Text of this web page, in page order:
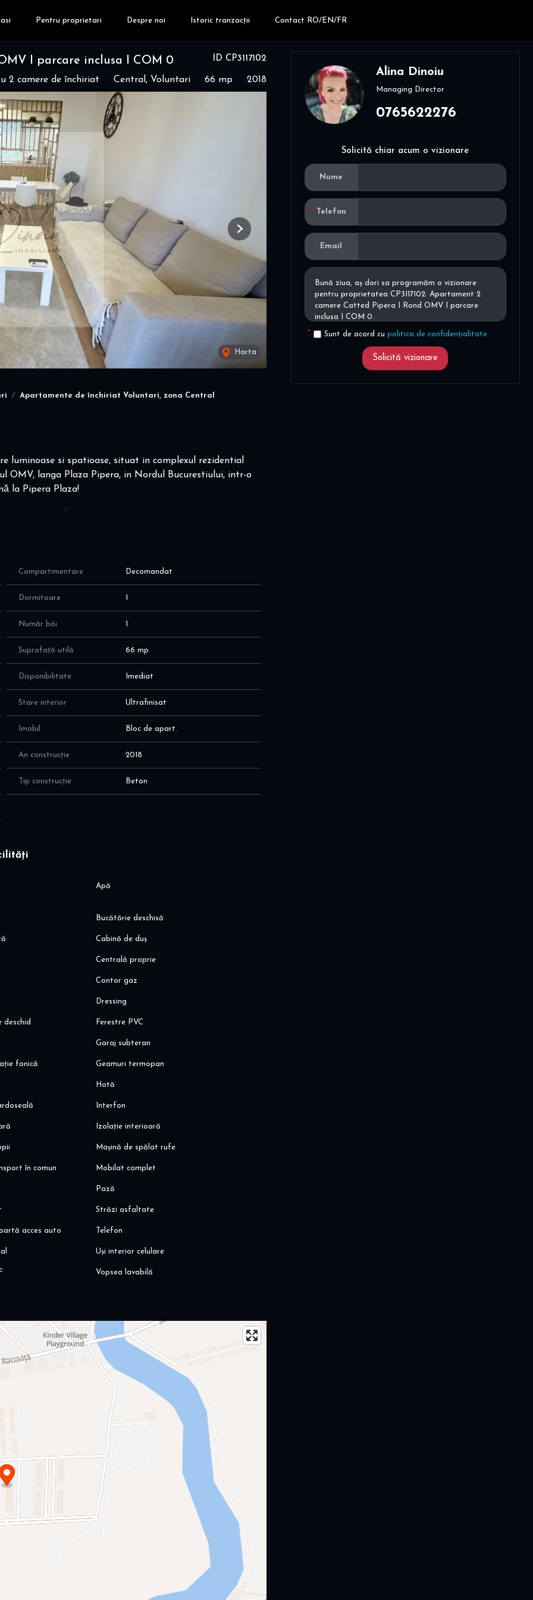
Pentru proprietari Despre noi Istoric tranzacții Contact RO/EN/FR
ID CP3117102
I parcare inclusa I COM 0
2 camere de închiriat Central, Voluntari 66 mp 2018
Harta
Next
Apartamente de închiriat Voluntari, zona Central
luminoase si spatioase, situat in complexul rezidential
OMV, langa Plaza Pipera, in Nordul Bucurestiului, intr-o
la Pipera Plaza!
sunt foarte scazute.
de companie
si eficienta a spatiilor, dupa cum urmeaza:
cu fereastra - ideal pentru aerisire naturala
depozitare
ideal pentru momente de relaxare
BTU, 2 televizoare smart Samsung, masina de spalat si
Masina de spalat vase Whirlpool
Bio, jysk, Pepco, DM, etc)
Compartimentare Decomandat
Dormitoare 1
Număr băi 1
Suprafață utilă 66 mp
Disponibilitate Imediat
Stare interior Ultrafinisat
Imobil Bloc de apart.
An construcție 2018
Tip construcție Beton
Apă
Bucătărie deschisă
Cabină de duș
Centrală proprie
Contor gaz
Dressing
deschid Ferestre PVC
Garaj subteran
fonică Geamuri termopan
Hotă
Interfon
Izolație interioară
Mașină de spălat rufe
în comun Mobilat complet
Pază
Străzi asfaltate
acces auto Telefon
Uși interior celulare
Vopsea lavabilă
Alina Dinoiu
Managing Director
0765622276
Solicită chiar acum o vizionare
Nume
Telefon
Email
Sunt de acord cu politica de confidențialitate
Solicită vizionare